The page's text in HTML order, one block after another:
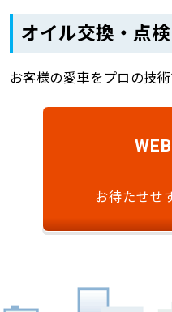
オイル交換・点
お客様の愛車をプロの技
WEB
お待たせせ